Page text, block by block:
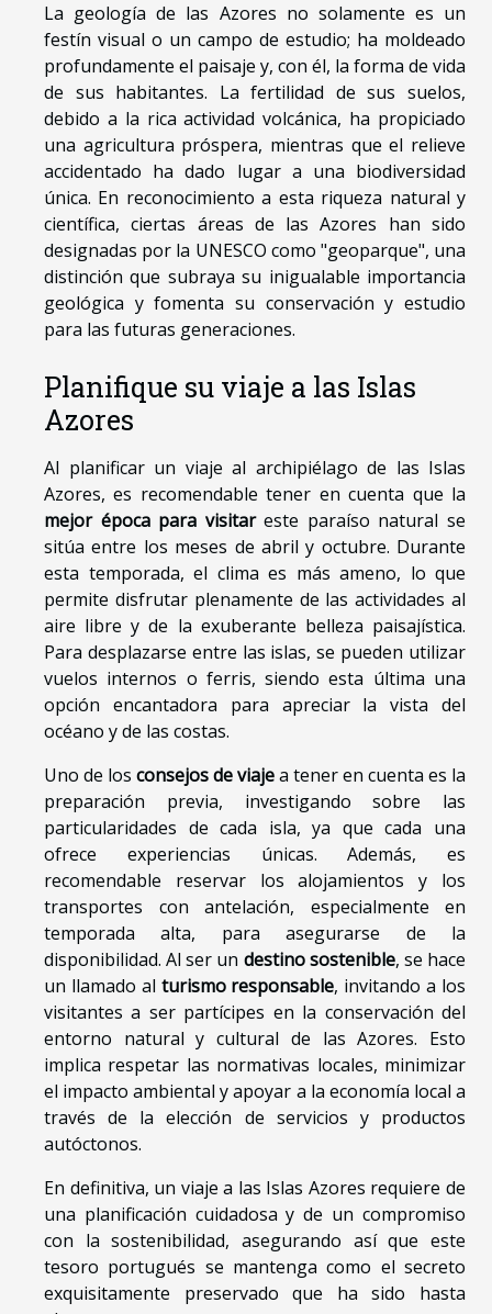
La geología de las Azores no solamente es un
festín visual o un campo de estudio; ha moldeado
profundamente el paisaje y, con él, la forma de vida
de sus habitantes. La fertilidad de sus suelos,
debido a la rica actividad volcánica, ha propiciado
una agricultura próspera, mientras que el relieve
accidentado ha dado lugar a una biodiversidad
única. En reconocimiento a esta riqueza natural y
científica, ciertas áreas de las Azores han sido
designadas por la UNESCO como "geoparque", una
distinción que subraya su inigualable importancia
geológica y fomenta su conservación y estudio
para las futuras generaciones.
Planifique su viaje a las Islas
Azores
Al planificar un viaje al archipiélago de las Islas
Azores, es recomendable tener en cuenta que la
mejor época para visitareste paraíso natural se
sitúa entre los meses de abril y octubre. Durante
esta temporada, el clima es más ameno, lo que
permite disfrutar plenamente de las actividades al
aire libre y de la exuberante belleza paisajística.
Para desplazarse entre las islas, se pueden utilizar
vuelos internos o ferris, siendo esta última una
opción encantadora para apreciar la vista del
océano y de las costas.
Uno de los consejos de viajea tener en cuenta es la
preparación previa, investigando sobre las
particularidades de cada isla, ya que cada una
ofrece experiencias únicas. Además, es
recomendable reservar los alojamientos y los
transportes con antelación, especialmente en
temporada alta, para asegurarse de la
disponibilidad. Al ser un destino sostenible, se hace
un llamado al turismo responsable, invitando a los
visitantes a ser partícipes en la conservación del
entorno natural y cultural de las Azores. Esto
implica respetar las normativas locales, minimizar
el impacto ambiental y apoyar a la economía local a
través de la elección de servicios y productos
autóctonos.
En definitiva, un viaje a las Islas Azores requiere de
una planificación cuidadosa y de un compromiso
con la sostenibilidad, asegurando así que este
tesoro portugués se mantenga como el secreto
exquisitamente preservado que ha sido hasta